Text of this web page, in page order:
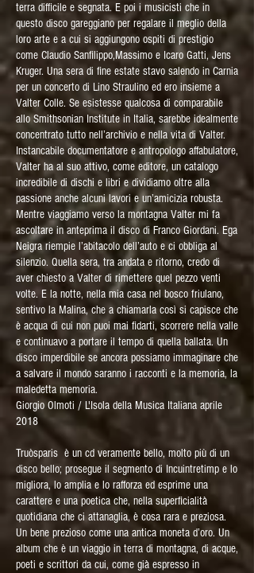
terra difficile e segnata. E poi i musicisti che in
questo disco gareggiano per regalare il meglio della
loro arte e a cui si aggiungono ospiti di prestigio
come Claudio Sanfilippo,Massimo e Icaro Gatti, Jens
Kruger. Una sera di fine estate stavo salendo in Carnia
per un concerto di Lino Straulino ed ero insieme a
Valter Colle. Se esistesse qualcosa di comparabile
allo Smithsonian Institute in Italia, sarebbe idealmente
concentrato tutto nell’archivio e nella vita di Valter.
Instancabile documentatore e antropologo affabulatore,
Valter ha al suo attivo, come editore, un catalogo
incredibile di dischi e libri e dividiamo oltre alla
passione anche alcuni lavori e un’amicizia robusta.
Mentre viaggiamo verso la montagna Valter mi fa
ascoltare in anteprima il disco di Franco Giordani. Ega
Neigra riempie l’abitacolo dell’auto e ci obbliga al
silenzio. Quella sera, tra andata e ritorno, credo di
aver chiesto a Valter di rimettere quel pezzo venti
volte. E la notte, nella mia casa nel bosco friulano,
sentivo la Malina, che a chiamarla così si capisce che
è acqua di cui non puoi mai fidarti, scorrere nella valle
e continuavo a portare il tempo di quella ballata. Un
disco imperdibile se ancora possiamo immaginare che
a salvare il mondo saranno i racconti e la memoria, la
maledetta memoria.
Giorgio Olmoti / L'Isola della Musica Italiana aprile
2018
Truòsparis è un cd veramente bello, molto più di un
disco bello; prosegue il segmento di Incuintretimp e lo
migliora, lo amplia e lo rafforza ed esprime una
carattere e una poetica che, nella superficialità
quotidiana che ci attanaglia, è cosa rara e preziosa.
Un bene prezioso come una antica moneta d’oro. Un
album che è un viaggio in terra di montagna, di acque,
poeti e scrittori da cui, come già espresso in